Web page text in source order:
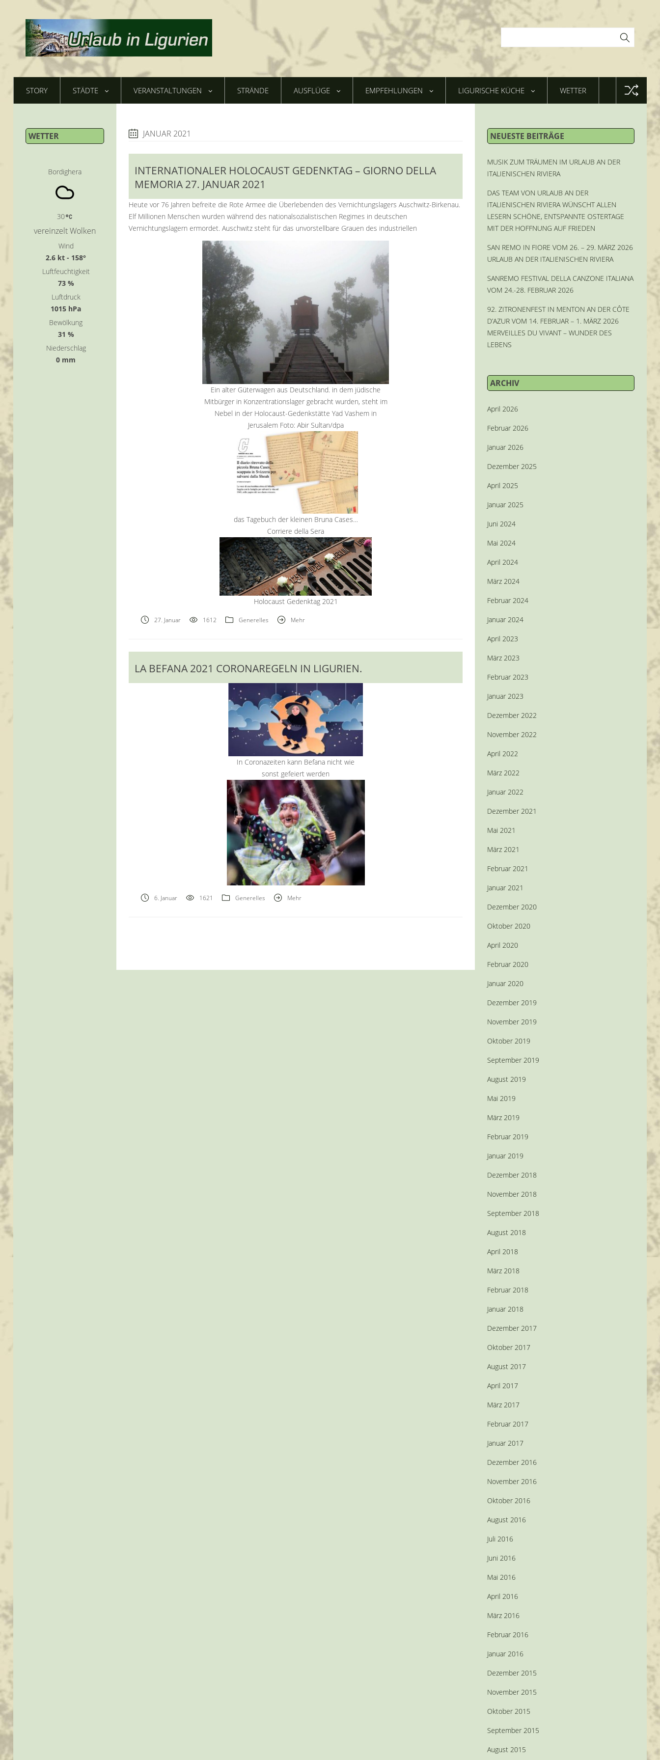
STORY STÄDTE VERANSTALTUNGEN STRÄNDE AUSFLÜGE EMPFEHLUNGEN LIGURISCHE KÜCHE WETTER
WETTER
Bordighera
30
vereinzelt Wolken
Wind
2.6 kt - 158°
Luftfeuchtigkeit
73 %
Luftdruck
1015 hPa
Bewölkung
31 %
Niederschlag
0 mm
JANUAR 2021
INTERNATIONALER HOLOCAUST GEDENKTAG – GIORNO DELLA
MEMORIA 27. JANUAR 2021
Heute vor 76 Jahren befreite die Rote Armee die Überlebenden des Vernichtungslagers Auschwitz-Birkenau.
Elf Millionen Menschen wurden während des nationalsozialistischen Regimes in deutschen
Vernichtungslagern ermordet. Auschwitz steht für das unvorstellbare Grauen des industriellen
Massenmordes in fabrikmässig organisierten Gaskammern.
Ein alter Güterwagen aus Deutschland. in dem jüdische
Mitbürger in Konzentrationslager gebracht wurden, steht im
Nebel in der Holocaust-Gedenkstätte Yad Vashem in
Jerusalem Foto: Abir Sultan/dpa
das Tagebuch der kleinen Bruna Cases…
Corriere della Sera
Holocaust Gedenktag 2021
27. Januar 1612 Generelles Mehr
LA BEFANA 2021 CORONAREGELN IN LIGURIEN.
In Coronazeiten kann Befana nicht wie
sonst gefeiert werden
6. Januar 1621 Generelles Mehr
NEUESTE BEITRÄGE
MUSIK ZUM TRÄUMEN IM URLAUB AN DER
ITALIENISCHEN RIVIERA
DAS TEAM VON URLAUB AN DER
ITALIENISCHEN RIVIERA WÜNSCHT ALLEN
LESERN SCHÖNE, ENTSPANNTE OSTERTAGE
MIT DER HOFFNUNG AUF FRIEDEN
SAN REMO IN FIORE VOM 26. – 29. MÄRZ 2026
URLAUB AN DER ITALIENISCHEN RIVIERA
SANREMO FESTIVAL DELLA CANZONE ITALIANA
VOM 24.-28. FEBRUAR 2026
92. ZITRONENFEST IN MENTON AN DER CÔTE
D’AZUR VOM 14. FEBRUAR – 1. MÄRZ 2026
MERVEILLES DU VIVANT – WUNDER DES
LEBENS
ARCHIV
April 2026
Februar 2026
Januar 2026
Dezember 2025
April 2025
Januar 2025
Juni 2024
Mai 2024
April 2024
März 2024
Februar 2024
Januar 2024
April 2023
März 2023
Februar 2023
Januar 2023
Dezember 2022
November 2022
April 2022
März 2022
Januar 2022
Dezember 2021
Mai 2021
März 2021
Februar 2021
Januar 2021
Dezember 2020
Oktober 2020
April 2020
Februar 2020
Januar 2020
Dezember 2019
November 2019
Oktober 2019
September 2019
August 2019
Mai 2019
März 2019
Februar 2019
Januar 2019
Dezember 2018
November 2018
September 2018
August 2018
April 2018
März 2018
Februar 2018
Januar 2018
Dezember 2017
Oktober 2017
August 2017
April 2017
März 2017
Februar 2017
Januar 2017
Dezember 2016
November 2016
Oktober 2016
August 2016
Juli 2016
Juni 2016
Mai 2016
April 2016
März 2016
Februar 2016
Januar 2016
Dezember 2015
November 2015
Oktober 2015
September 2015
August 2015